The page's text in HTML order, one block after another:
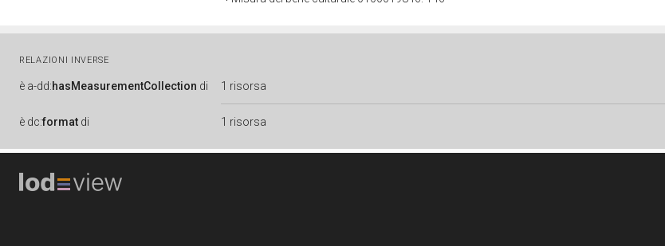
RELAZIONI INVERSE
è a-dd:hasMeasurementCollection di 1 risorsa
è dc:format di 1 risorsa